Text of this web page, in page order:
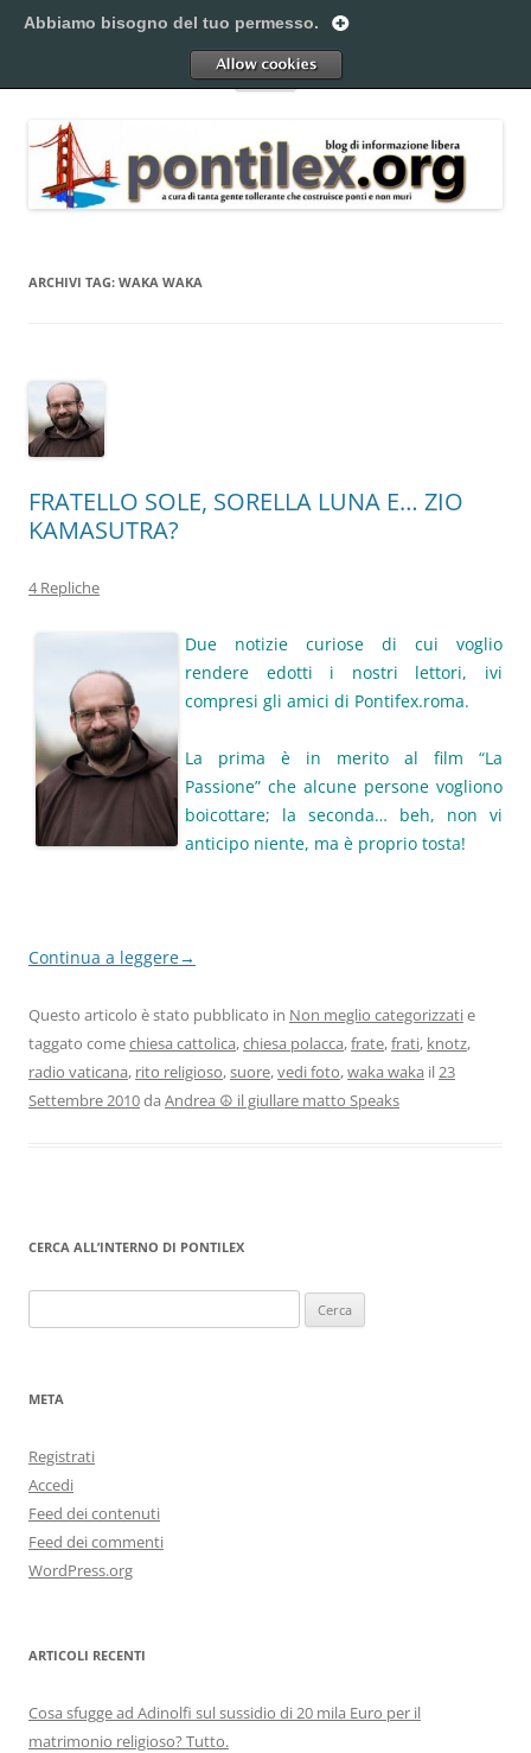
al
Pontilex
Menu
ARCHIVI TAG: WAKA WAKA
FRATELLO SOLE, SORELLA LUNA E… ZIO
KAMASUTRA?
4 Repliche
Due notizie curiose di cui voglio
rendere edotti i nostri lettori, ivi
compresi gli amici di Pontifex.roma.
La prima è in merito al film “La
Passione” che alcune persone vogliono
boicottare; la seconda… beh, non vi
anticipo niente, ma è proprio tosta!
Continua a leggere→
Questo articolo è stato pubblicato in Non meglio categorizzatie
taggato comechiesa cattolica,chiesa polacca,frate,frati, knotz,
radio vaticana, rito religioso,suore,vedi foto,waka waka il23
Settembre 2010da Andrea ☮ il giullare matto Speaks
CERCA ALL’INTERNO DI PONTILEX
per:
META
Registrati
Accedi
Feed dei contenuti
Feed dei commenti
WordPress.org
ARTICOLI RECENTI
Cosa sfugge ad Adinolfi sul sussidio di 20 mila Euro per il
matrimonio religioso? Tutto.
Abbiamo bisogno del tuo permesso.